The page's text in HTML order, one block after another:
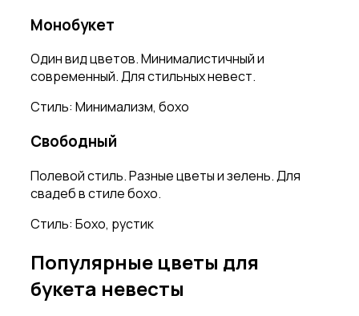
Монобукет
Один вид цветов. Минималистичный и
современный. Для стильных невест.
Стиль: Минимализм, бохо
Свободный
Полевой стиль. Разные цветы и зелень. Для
свадеб в стиле бохо.
Стиль: Бохо, рустик
Популярные цветы для
букета невесты